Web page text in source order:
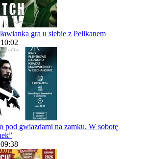
gra u siebie z Pelikanem
pod gwiazdami na zamku. W sobotę